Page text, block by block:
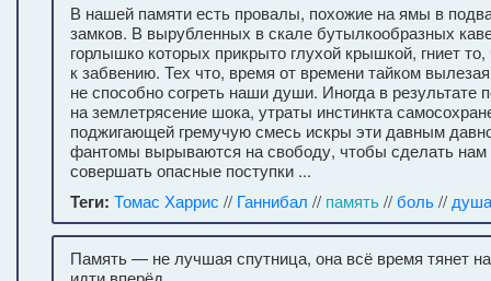
В нашей памяти есть провалы, похожие на ямы в
замков. В вырубленных в скале бутылкообразных
горлышко которых прикрыто глухой крышкой, гниет
к забвению. Тех что, время от времени тайком
не способно согреть наши души. Иногда в результате
на землетрясение шока, утраты инстинкта
поджигающей гремучую смесь искры эти давным
фантомы вырываются на свободу, чтобы сделать нам
совершать опасные поступки ...
Теги: Томас Харрис // Ганнибал // память//боль// душа
Память — не лучшая спутница, она всё время тянет